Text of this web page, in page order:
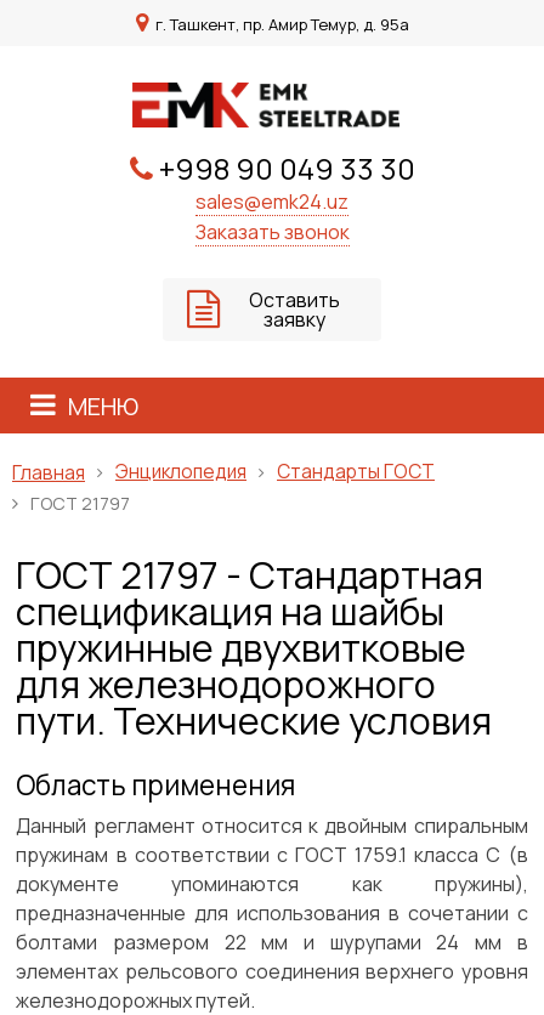
г. Ташкент, пр. Амир Темур, д. 95а
+998 90 049 33 30
sales@emk24.uz
Заказать звонок
Оставить
заявку
МЕНЮ
Главная Энциклопедия Стандарты ГОСТ
ГОСТ 21797
ГОСТ 21797 - Стандартная
спецификация на шайбы
пружинные двухвитковые
для железнодорожного
пути. Технические условия
Область применения
Данный регламент относится к двойным спиральным
пружинам в соответствии с ГОСТ 1759.1 класса С (в
документе упоминаются как пружины),
предназначенные для использования в сочетании с
болтами размером 22 мм и шурупами 24 мм в
элементах рельсового соединения верхнего уровня
железнодорожных путей.